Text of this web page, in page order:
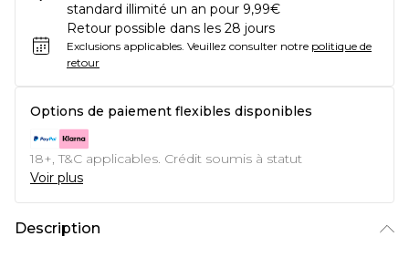
standard illimité un an pour 9,99€
Retour possible dans les 28 jours
Exclusions applicables. Veuillez consulter notre politique de
retour
Options de paiement flexibles disponibles
18+, T&C applicables. Crédit soumis à statut
Voir plus
Description